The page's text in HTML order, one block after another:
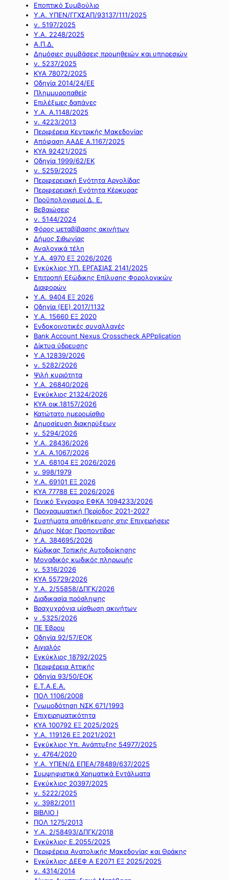
Εποπτικό Συμβούλιο
Υ.Α. ΥΠΕΝ/ΓΓΧΣΑΠ/93137/111/2025
ν. 5197/2025
Υ.Α. 2248/2025
Α.Π.Δ.
Δημόσιες συμβάσεις προμηθειών και υπηρεσιών
ν. 5237/2025
ΚΥΑ 78072/2025
Οδηγία 2014/24/ΕΕ
Πλημμυροπαθείς
Επιλέξιμες δαπάνες
Υ.Α. Α.1148/2025
ν. 4223/2013
Περιφέρεια Κεντρικής Μακεδονίας
Απόφαση ΑΑΔΕ Α.1167/2025
ΚΥΑ 92421/2025
Οδηγία 1999/62/ΕΚ
ν. 5259/2025
Περιφερειακή Ενότητα Αργολίδας
Περιφερειακή Ενότητα Κέρκυρας
Προϋπολογισμοί Δ. Ε.
Βεβαιώσεις
ν. 5144/2024
Φόρος μεταβίβασης ακινήτων
Δήμος Σιθωνίας
Αναλογικά τέλη
Υ.Α. 4970 ΕΞ 2026/2026
Εγκύκλιος ΥΠ. ΕΡΓΑΣΙΑΣ 2141/2025
Επιτροπή Εξώδικης Επίλυσης Φορολογικών
Διαφορών
Υ.Α. 9404 ΕΞ 2026
Οδηγία (ΕΕ) 2017/1132
Υ.Α. 15660 ΕΞ 2020
Ενδοκοινοτικές συναλλαγές
Bank Account Nexus Crosscheck APPplication
Δίκτυα ύδρευσης
Υ.Α.12839/2026
ν. 5282/2026
Ψιλή κυριότητα
Υ.Α. 26840/2026
Εγκύκλιος 21324/2026
ΚΥΑ οικ.18157/2026
Κατώτατο ημερομίσθιο
Δημοσίευση διακηρύξεων
ν. 5294/2026
Υ.Α. 28436/2026
Υ.Α. Α.1067/2026
Υ.Α. 68104 ΕΞ 2026/2026
ν. 998/1979
Υ.Α. 69101 ΕΞ 2026
ΚΥΑ 77788 ΕΞ 2026/2026
Γενικό Έγγραφο ΕΦΚΑ 1094233/2026
Προγραμματική Περίοδος 2021-2027
Συστήματα αποθήκευσης στις Επιχειρήσεις
Δήμος Νέας Προποντίδας
Υ.Α. 384695/2026
Κώδικας Τοπικής Αυτοδιοίκησης
Μοναδικός κωδικός πληρωμής
ν. 5316/2026
ΚΥΑ 55729/2026
Υ.Α. 2/55858/ΔΠΓΚ/2026
Διαδικασία πρόσληψης
Βραχυχρόνια μίσθωση ακινήτων
ν .5325/2026
ΠΕ Έβρου
Οδηγία 92/57/ΕΟΚ
Αιγιαλός
Εγκύκλιος 18792/2025
Περιφέρεια Αττικής
Οδηγία 93/50/ΕΟΚ
Ε.Τ.Α.Ε.Α.
ΠΟΛ 1106/2008
Γνωμοδότηση ΝΣΚ 671/1993
Επιχειρηματικότητα
ΚΥΑ 100792 ΕΞ 2025/2025
Υ.Α. 119126 ΕΞ 2021/2021
Εγκύκλιος Υπ. Ανάπτυξης 54977/2025
ν. 4764/2020
Υ.Α. ΥΠΕΝ/Δ ΕΠΕΑ/78489/637/2025
Συμψηφιστικά Χρηματικά Εντάλματα
Εγκύκλιος 20397/2025
ν. 5222/2025
ν. 3982/2011
ΒΙΒΛΙΟ Ι
ΠΟΛ 1275/2013
Υ.Α. 2/58493/ΔΠΓΚ/2018
Εγκύκλιος Ε.2055/2025
Περιφέρεια Ανατολικής Μακεδονίας και Θράκης
Εγκύκλιος ΔΕΕΦ Α Ε2071 ΕΞ 2025/2025
ν. 4314/2014